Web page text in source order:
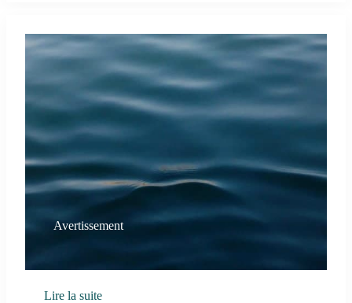
Avertissement
Lire la suite